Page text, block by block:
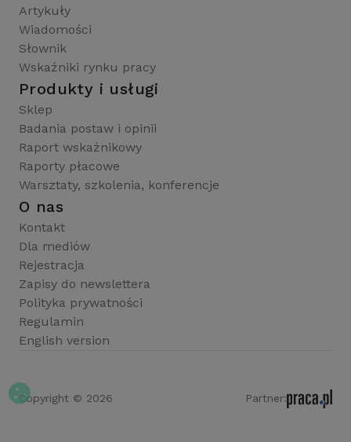
Artykuły
Wiadomości
Słownik
Wskaźniki rynku pracy
Produkty i usługi
Sklep
Badania postaw i opinii
Raport wskaźnikowy
Raporty płacowe
Warsztaty, szkolenia, konferencje
O nas
Kontakt
Dla mediów
Rejestracja
Zapisy do newslettera
Polityka prywatności
Regulamin
English version
Copyright © 2026 Partner: